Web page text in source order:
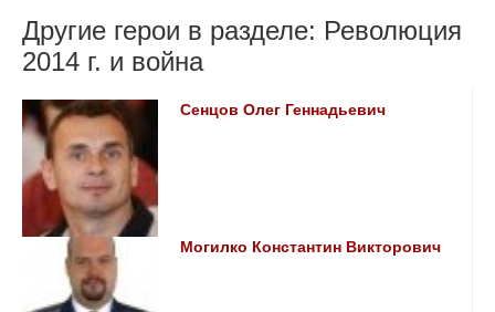
Другие герои в разделе: Революция
2014 г. и война
Сенцов Олег Геннадьевич
Могилко Константин Викторович